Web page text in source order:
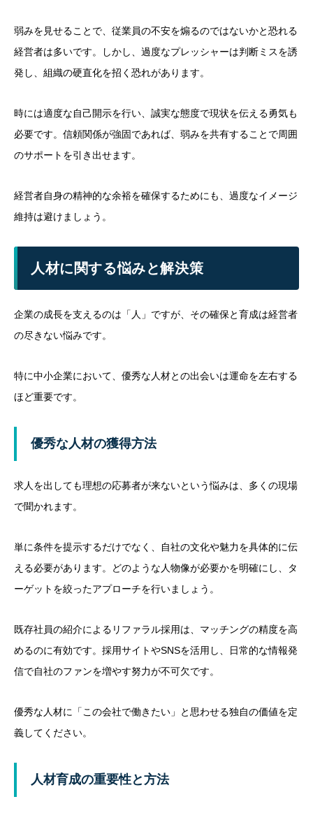
弱みを見せることで、従業員の不安を煽るのではないかと恐れる
経営者は多いです。しかし、過度なプレッシャーは判断ミスを誘
発し、組織の硬直化を招く恐れがあります。
時には適度な自己開示を行い、誠実な態度で現状を伝える勇気も
必要です。信頼関係が強固であれば、弱みを共有することで周囲
のサポートを引き出せます。
経営者自身の精神的な余裕を確保するためにも、過度なイメージ
維持は避けましょう。
人材に関する悩みと解決策
企業の成長を支えるのは「人」ですが、その確保と育成は経営者
の尽きない悩みです。
特に中小企業において、優秀な人材との出会いは運命を左右する
ほど重要です。
優秀な人材の獲得方法
求人を出しても理想の応募者が来ないという悩みは、多くの現場
で聞かれます。
単に条件を提示するだけでなく、自社の文化や魅力を具体的に伝
える必要があります。どのような人物像が必要かを明確にし、タ
ーゲットを絞ったアプローチを行いましょう。
既存社員の紹介によるリファラル採用は、マッチングの精度を高
めるのに有効です。採用サイトやSNSを活用し、日常的な情報発
信で自社のファンを増やす努力が不可欠です。
優秀な人材に「この会社で働きたい」と思わせる独自の価値を定
義してください。
人材育成の重要性と方法